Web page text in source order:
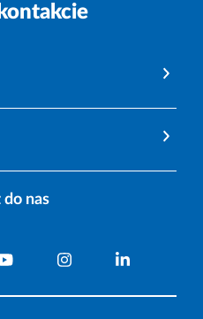
do nas